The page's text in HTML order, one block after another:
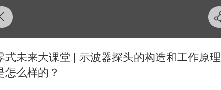
式未来大课堂 | 示波器探头的构造和工作原理
怎么样的？